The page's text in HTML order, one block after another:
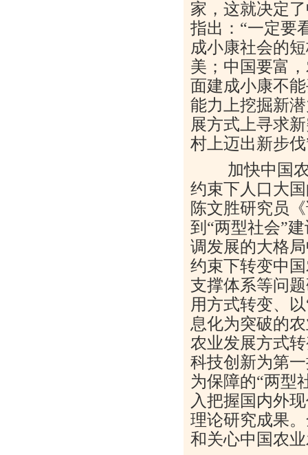
家，这就决定
指出：“一定要
成小康社会的
美；中国要富
面建成小康不
能力上挖掘新
展方式上寻求
村上迈出新步
加快中国农
约束下人口大
陈文胜研究员
到“两型社会”
调发展的大格
约束下转变中
支撑体系等问
用方式转变、
息化为突破的
农业发展方式
科技创新为第
为保障的“两型
入把握国内外
理论研究成果
和关心中国农